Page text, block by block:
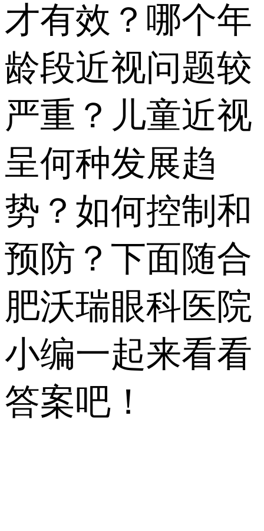
才有效？哪个年
龄段近视问题较
严重？儿童近视
呈何种发展趋
势？如何控制和
预防？下面随合
肥沃瑞眼科医院
小编一起来看看
答案吧！